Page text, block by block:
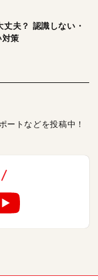
夫？ 認識しない・
対策
ートなどを投稿中！